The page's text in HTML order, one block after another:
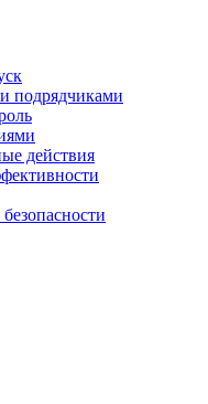
подрядчиками
действия